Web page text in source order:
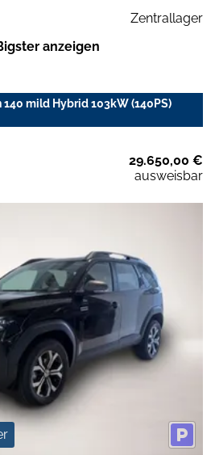
Zentrallager
anzeigen
140 mild Hybrid 103kW (140PS)
29.650,00 €
ausweisbar